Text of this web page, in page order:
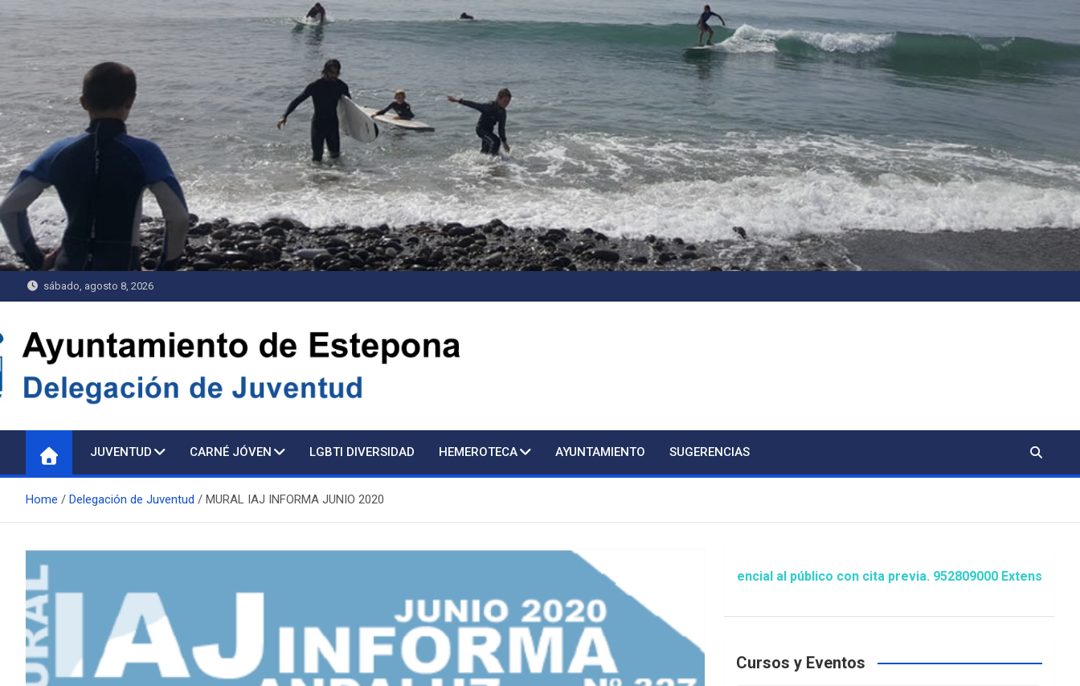
al
contenido
sábado, agosto 8, 2026
Delegación de Juventud
JUVENTUD CARNÉ JÓVEN LGBTI DIVERSIDAD HEMEROTECA AYUNTAMIENTO SUGERENCIAS
Home Delegación de Juventud MURAL IAJ INFORMA JUNIO 2020
Atención presencial al público con cita previa. 952809000 Extensión 1481/1486 ó
Cursos y Eventos